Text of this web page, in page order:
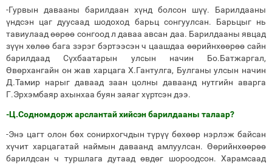
-Гурвын давааны барилдаан хүнд болсон шүү. Барилдааны
үндсэн цаг дуусаад шодоход барьц сонгуулсан. Барьцыг нь
тавиулаад өөрөө сонгоод л даваа авсан даа. Барилдааны явцад
зүүн хөлөө бага зэрэг бэртээсэн ч цаашдаа өөрийнхөөрөө сайн
барилдаад Сүхбаатарын улсын начин Бо.Батжаргал,
Өвөрхангайн он жав харцага Х.Гантулга, Булганы улсын начин
Д.Тамир нарыг даваад заан цолны даваанд нутгийн аварга
Г.Эрхэмбаяр ахынхаа буян заяаг хүртсэн дээ.
-Ц.Содномдорж арслантай хийсэн барилдааны талаар?
-Энэ цагт олон бөх сонирхогчдын түрүү бөхөөр нэрлэж байсан
хүчит харцагатай наймын даваанд амлуулсан. Өөрийнхөөрөө
барилдсан ч туршлага дутаад өвдөг шороодсон. Харамсаад